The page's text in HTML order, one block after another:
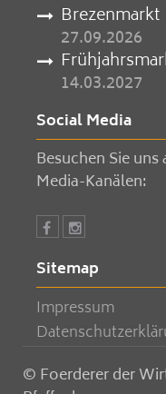
Brezenmarkt
27.09.2026
14.03.2027
Social Media
Besuchen Sie
Media-Kanälen:
Sitemap
Impressum
© Foerderer der